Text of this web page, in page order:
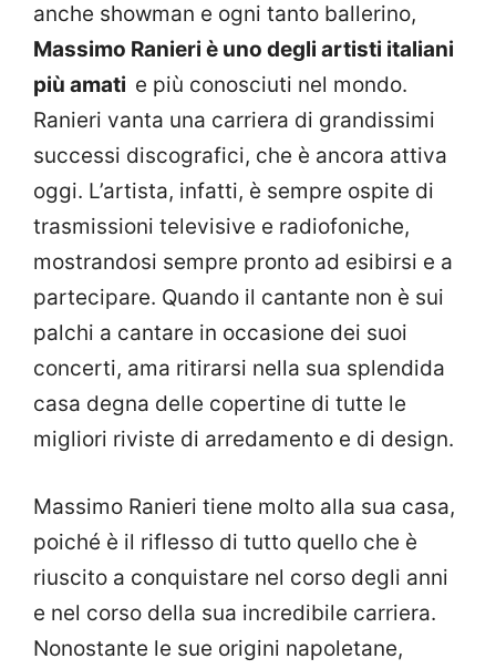
anche showman e ogni tanto ballerino,
Massimo Ranieri è uno degli artisti italiani
più amati e più conosciuti nel mondo.
Ranieri vanta una carriera di grandissimi
successi discografici, che è ancora attiva
oggi. L’artista, infatti, è sempre ospite di
trasmissioni televisive e radiofoniche,
mostrandosi sempre pronto ad esibirsi e a
partecipare. Quando il cantante non è sui
palchi a cantare in occasione dei suoi
concerti, ama ritirarsi nella sua splendida
casa degna delle copertine di tutte le
migliori riviste di arredamento e di design.
Massimo Ranieri tiene molto alla sua casa,
poiché è il riflesso di tutto quello che è
riuscito a conquistare nel corso degli anni
e nel corso della sua incredibile carriera.
Nonostante le sue origini napoletane,